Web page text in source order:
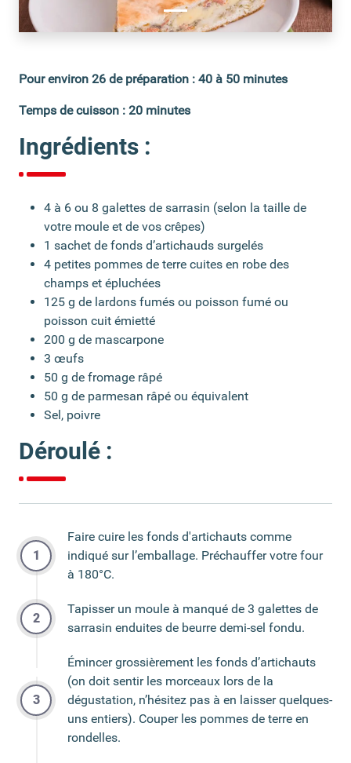
Pour environ 26 de préparation : 40 à 50 minutes
Temps de cuisson : 20 minutes
Ingrédients :
4 à 6 ou 8 galettes de sarrasin (selon la taille de
votre moule et de vos crêpes)
1 sachet de fonds d’artichauds surgelés
4 petites pommes de terre cuites en robe des
champs et épluchées
125 g de lardons fumés ou poisson fumé ou
poisson cuit émietté
200 g de mascarpone
3 œufs
50 g de fromage râpé
50 g de parmesan râpé ou équivalent
Sel, poivre
Déroulé :
Faire cuire les fonds d'artichauts comme
indiqué sur l’emballage. Préchauffer votre four
à 180°C.
Tapisser un moule à manqué de 3 galettes de
sarrasin enduites de beurre demi-sel fondu.
Émincer grossièrement les fonds d’artichauts
(on doit sentir les morceaux lors de la
dégustation, n’hésitez pas à en laisser quelques-
uns entiers). Couper les pommes de terre en
rondelles.